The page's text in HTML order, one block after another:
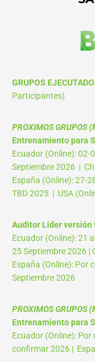
GRUPOS
Participantes)
PROXIMOS
Entrenamiento para
Ecuador (Online): 02-
Septiembre 2026 |
España (Online): 27-
TBD 2025 | USA
Auditor Líder versión
Ecuador (Online): 21
25 Septiembre 2026 |
España (Online): Por
Septiembre 2026
PROXIMOS
Entrenamiento para
Ecuador (Online):
confirmar 2026 |